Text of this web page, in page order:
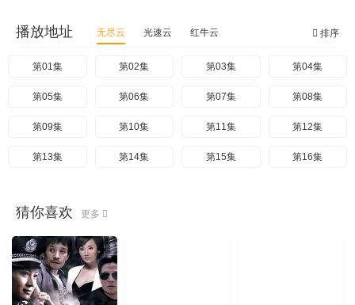
排序
播放地址 无尽云 光速云 红牛云
第01集 第02集 第03集 第04集
第05集 第06集 第07集 第08集
第09集 第10集 第11集 第12集
第13集 第14集 第15集 第16集
猜你喜欢 更多